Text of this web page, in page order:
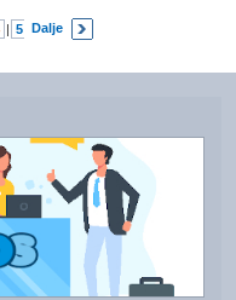
5 6 | 7
Dalje